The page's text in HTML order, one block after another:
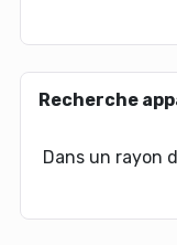
Recherche
Dans un rayon